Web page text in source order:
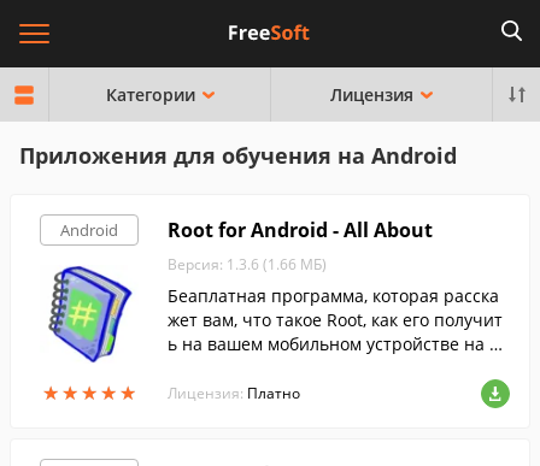
Категории Лицензия
Приложения для обучения на Android
Android
★★★★★
★★★★★
Root for Android - All About
Версия: 1.3.6 (1.66 МБ)
Беаплатная программа, которая расска
жет вам, что такое Root, как его получит
ь на вашем мобильном устройстве на A
Лицензия: Платно